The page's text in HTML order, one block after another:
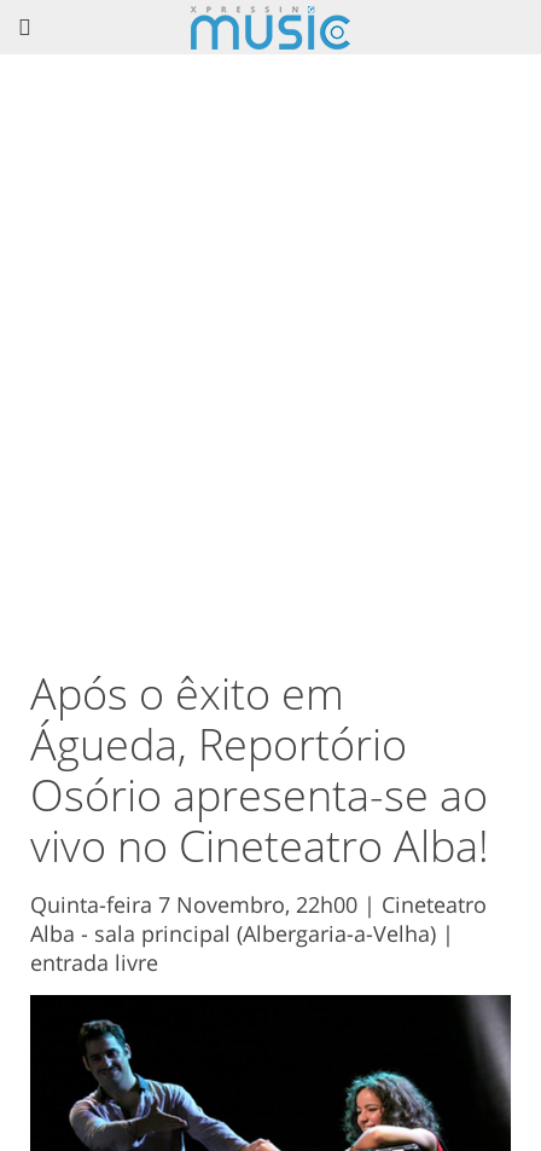
Após o êxito em
Águeda, Reportório
Osório apresenta-se ao
vivo no Cineteatro Alba!
Quinta-feira 7 Novembro, 22h00 | Cineteatro
Alba - sala principal (Albergaria-a-Velha) |
entrada livre